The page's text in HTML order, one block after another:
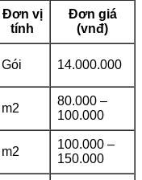
Đơn vị
tính
Đơn giá
(vnđ)
Gói 14.000.000
m2
80.000 –
100.000
m2
100.000 –
150.000